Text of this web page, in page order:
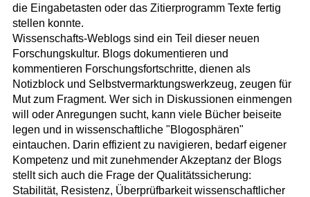
die Eingabetasten oder das Zitierprogramm Texte fertig
stellen konnte.
Wissenschafts-Weblogs sind ein Teil dieser neuen
Forschungskultur. Blogs dokumentieren und
kommentieren Forschungsfortschritte, dienen als
Notizblock und Selbstvermarktungswerkzeug, zeugen für
Mut zum Fragment. Wer sich in Diskussionen einmengen
will oder Anregungen sucht, kann viele Bücher beiseite
legen und in wissenschaftliche "Blogosphären"
eintauchen. Darin effizient zu navigieren, bedarf eigener
Kompetenz und mit zunehmender Akzeptanz der Blogs
stellt sich auch die Frage der Qualitätssicherung:
Stabilität, Resistenz, Überprüfbarkeit wissenschaftlicher